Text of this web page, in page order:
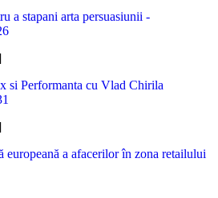
a stapani arta persuasiunii -
si Performanta cu Vlad Chirila
europeană a afacerilor în zona retailului